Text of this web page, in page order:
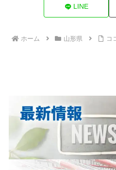
LINE
ホーム 山形県 コ